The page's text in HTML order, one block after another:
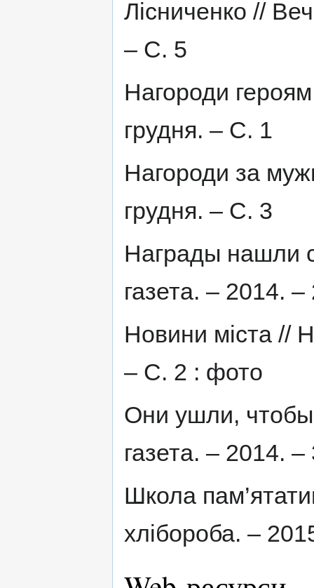
Лісниченко //
– С. 5
Нагороди
грудня. – С. 1
Нагороди за
грудня. – С. 3
Награды нашли
газета. – 2014.
Новини міста //
– С. 2 : фото
Они ушли,
газета. – 2014.
Школа
хлібороба. –